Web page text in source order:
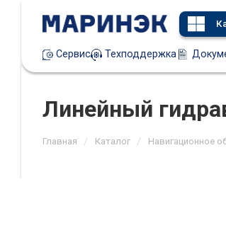
Сервис Техподдержка
Линейный
Главная / Каталог / Навигационное